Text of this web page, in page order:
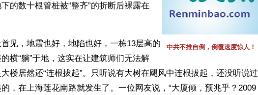
中共不推自倒，倒覆速度惊人！
的数十根管桩被“整齐”的折断后裸露在
见，地震也好，地陷也好，一栋13层高的
横“躺”于地，这实在让建筑师们无法解
楼居然还“连根拔起”。只听说有大树在飓风中连根拔起，还没听说过
，在上海莲花南路就发生了。一位网友说，“大厦倾，预兆乎？2009